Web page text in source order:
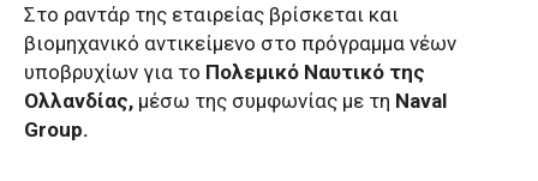
Στο ραντάρ της εταιρείας βρίσκεται και
βιομηχανικό αντικείμενο στο πρόγραμμα νέων
υποβρυχίων για το Πολεμικό Ναυτικό της
Ολλανδίας, μέσω της συμφωνίας με τη Naval
Group.